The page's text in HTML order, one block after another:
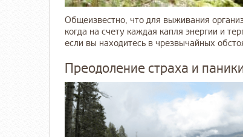
Общеизвестно, что для выживания
когда на счету каждая капля энергии и
если вы находитесь в чрезвычайных
Преодоление страха и